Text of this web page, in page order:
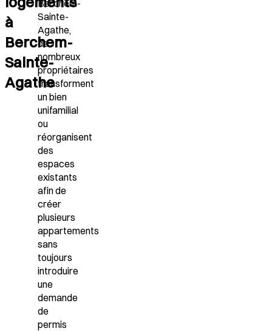
à
Berchem-
Sainte-
Agathe
Berchem-
Sainte-
Agathe,
de
nombreux
propriétaires
transforment
un bien
unifamilial
ou
réorganisent
des
espaces
existants
afin de
créer
plusieurs
appartements
sans
toujours
introduire
une
demande
de
permis